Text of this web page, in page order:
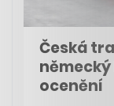
Česká
ocenění